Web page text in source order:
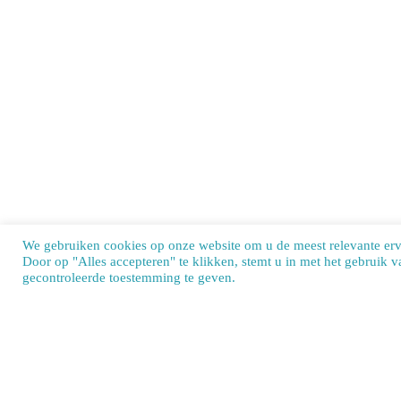
We gebruiken cookies op onze website om u de meest relevante
Door op "Alles accepteren" te klikken, stemt u in met het gebruik
gecontroleerde toestemming te geven.
Our